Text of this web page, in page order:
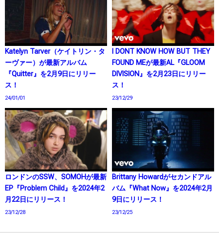
Katelyn Tarver（ケイトリン・タ
ーヴァー）が最新アルバム
『Quitter』を2月9日にリリー
ス！
24/01/01
I DONT KNOW HOW BUT THEY
FOUND MEが最新AL『GLOOM
DIVISION』を2月23日にリリー
ス！
23/12/29
ロンドンのSSW、SOMOHが最新
EP『Problem Child』を2024年2
月22日にリリース！
23/12/28
Brittany Howardがセカンドアル
バム『What Now』を2024年2月
9日にリリース！
23/12/25